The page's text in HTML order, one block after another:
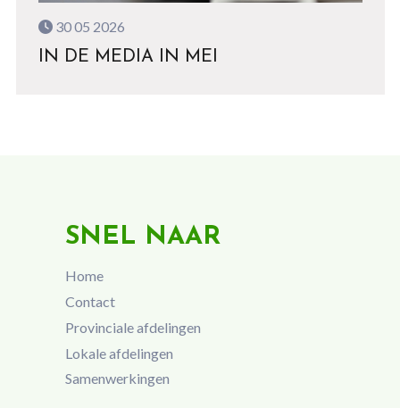
30 05 2026
IN DE MEDIA IN MEI
SNEL NAAR
Home
Contact
Provinciale afdelingen
Lokale afdelingen
Samenwerkingen